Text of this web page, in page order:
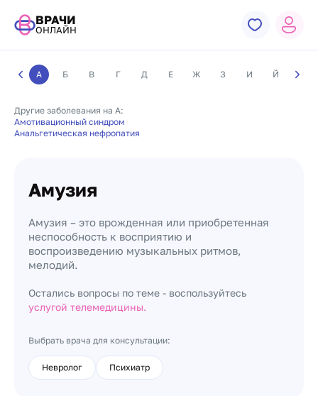
ВРАЧИ
ОНЛАЙН
А Б В Г Д Е Ж З И Й К
Другие заболевания на А:
Амотивационный синдром
Анальгетическая нефропатия
Амузия
Амузия – это врожденная или приобретенная
неспособность к восприятию и
воспроизведению музыкальных ритмов,
мелодий.
Остались вопросы по теме - воспользуйтесь
услугой телемедицины.
Выбрать врача для консультации:
Невролог Психиатр